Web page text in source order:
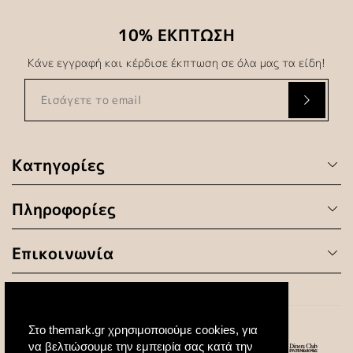
Στο themark.gr χρησιμοποιούμε cookies, για
να βελτιώσουμε την εμπειρία σας κατά την
Κατηγορίες
Πληροφορίες
Επικοινωνία
10% ΕΚΠΤΩΣΗ
Κάνε εγγραφή και κέρδισε έκπτωση σε όλα μας τα είδη!